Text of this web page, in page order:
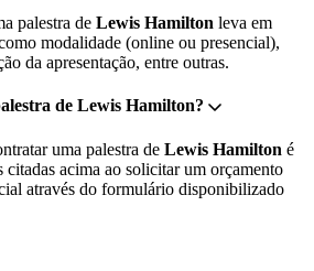
palestra de Lewis Hamilton leva em
modalidade (online ou presencial),
da apresentação, entre outras.
de Lewis Hamilton?
uma palestra de Lewis Hamilton é
citadas acima ao solicitar um orçamento
através do formulário disponibilizado